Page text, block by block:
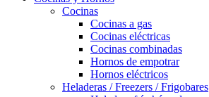
Cocinas
Cocinas a gas
Cocinas eléctricas
Cocinas combinadas
Hornos de empotrar
Hornos eléctricos
Heladeras / Freezers / Frigobares